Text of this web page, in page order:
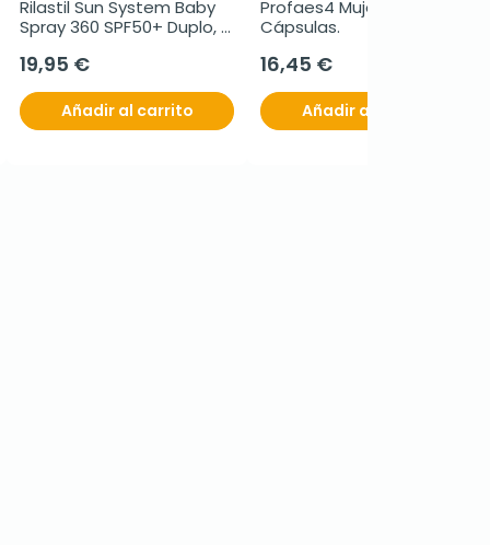
Rilastil Sun System Baby
Spray 360 SPF50+ Duplo, 2
19,95 €
Añadir al carrito
Profaes4 Mujer, 30
Cápsulas.
16,45 €
Añadir al carrito